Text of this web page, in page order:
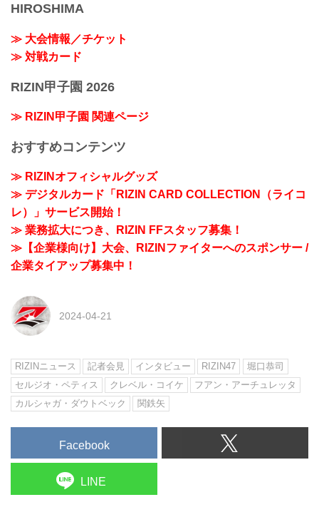
HIROSHIMA
≫ 大会情報／チケット
≫ 対戦カード
RIZIN甲子園 2026
≫ RIZIN甲子園 関連ページ
おすすめコンテンツ
≫ RIZINオフィシャルグッズ
≫ デジタルカード「RIZIN CARD COLLECTION（ライコ
レ）」サービス開始！
≫ 業務拡大につき、RIZIN FFスタッフ募集！
≫【企業様向け】大会、RIZINファイターへのスポンサー /
企業タイアップ募集中！
2024-04-21
RIZINニュース 記者会見 インタビュー RIZIN47
堀口恭司
セルジオ・ペティス
クレベル・コイケ
フアン・アーチュレッタ
カルシャガ・ダウトベック
関鉄矢
Facebook
LINE